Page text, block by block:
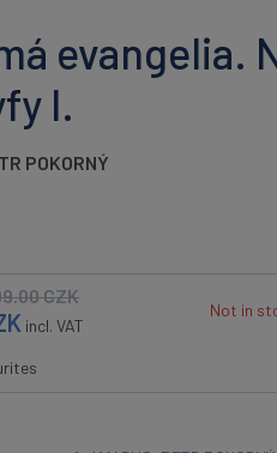
evangelia.
I.
POKORNÝ
CZK
incl. VAT
Not in